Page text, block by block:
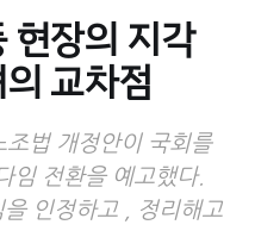
현장의 지각
교차점
법 개정안이 국회를
임 전환을 예고했다.
인정하고 , 정리해고